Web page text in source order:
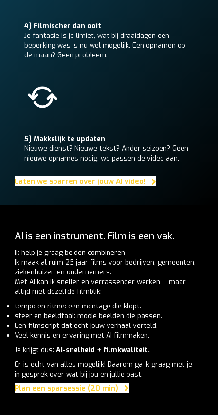
4) Filmischer dan ooit
Je fantasie is je limiet, wat bij draaidagen een
beperking was is nu wel mogelijk. Een opnamen op
de maan? Geen probleem.
5) Makkelijk te updaten
Nieuwe dienst? Nieuwe tekst? Ander seizoen? Geen
nieuwe opnames nodig, we passen de video aan.
Laten we sparren over jouw AI video!
AI is een instrument. Film is een vak.
Ik help je graag beiden combineren
Ik maak al ruim 25 jaar films voor bedrijven, gemeenten,
ziekenhuizen en ondernemers.
Met AI kan ik sneller en verrassender werken — maar
altijd met dezelfde filmblik:
tempo en ritme: een montage die klopt.
sfeer en beeldtaal: mooie beelden die passen.
Een filmscript dat echt jouw verhaal verteld.
Veel kennis en ervaring met AI filmmaken.
Je krijgt dus:AI-snelheid + filmkwaliteit.
Er is echt van alles mogelijk! Daarom ga ik graag met je
in gesprek over wat bij jou en jullie past.
Plan een sparsessie (20 min)